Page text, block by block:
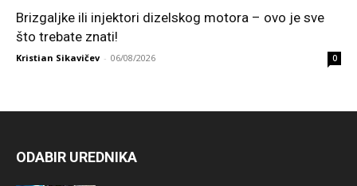
Brizgaljke ili injektori dizelskog motora – ovo je sve
što trebate znati!
Kristian Sikavičev - 06/08/2026 0
ODABIR UREDNIKA